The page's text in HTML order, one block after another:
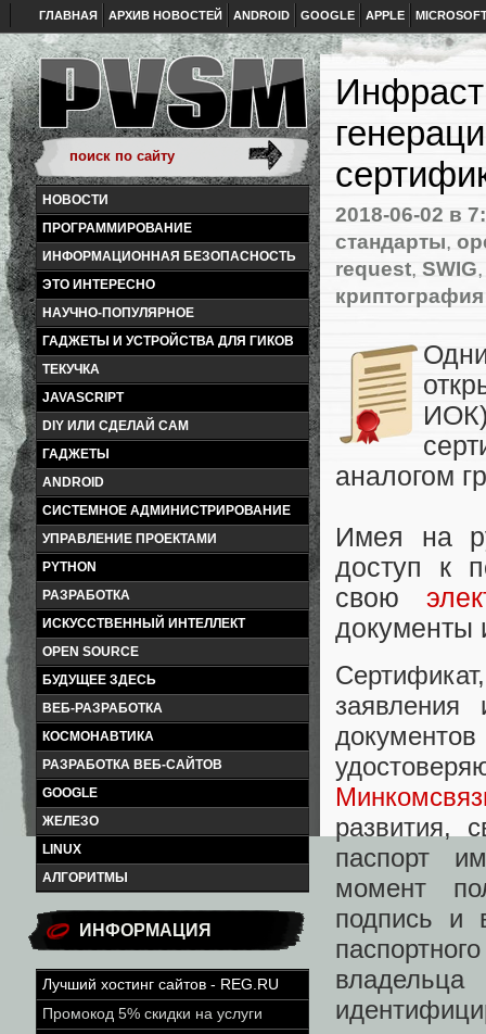
ГЛАВНАЯ АРХИВ НОВОСТЕЙ ANDROID GOOGLE APPLE
НОВОСТИ
ПРОГРАММИРОВАНИЕ
ИНФОРМАЦИОННАЯ БЕЗОПАСНОСТЬ
ЭТО ИНТЕРЕСНО
НАУЧНО-ПОПУЛЯРНОЕ
ГАДЖЕТЫ И УСТРОЙСТВА ДЛЯ ГИКОВ
ТЕКУЧКА
JAVASCRIPT
DIY ИЛИ СДЕЛАЙ САМ
ГАДЖЕТЫ
ANDROID
СИСТЕМНОЕ АДМИНИСТРИРОВАНИЕ
УПРАВЛЕНИЕ ПРОЕКТАМИ
PYTHON
РАЗРАБОТКА
ИСКУССТВЕННЫЙ ИНТЕЛЛЕКТ
OPEN SOURCE
БУДУЩЕЕ ЗДЕСЬ
ВЕБ-РАЗРАБОТКА
КОСМОНАВТИКА
РАЗРАБОТКА ВЕБ-САЙТОВ
GOOGLE
ЖЕЛЕЗО
LINUX
АЛГОРИТМЫ
ИНФОРМАЦИЯ
Лучший хостинг сайтов - REG.RU
Промокод 5% скидки на услуги
2018-06-02 в
стандарты,
request, SWIG
криптография
аналогом
Имея на
доступ к
свою
документы
заявления
развития,
паспорт
момент
подпись и